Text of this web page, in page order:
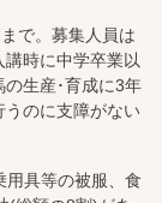
で。募集人員は
時に中学卒業以
生産･育成に3年
のに支障がない
具等の被服、食